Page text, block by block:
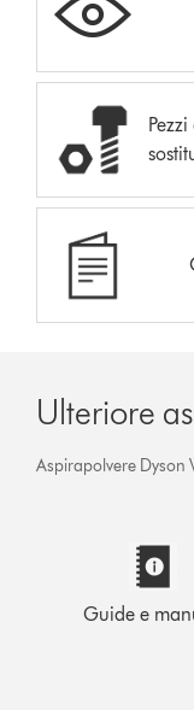
Ulteriore
Aspirapolvere Dyson
Guide e